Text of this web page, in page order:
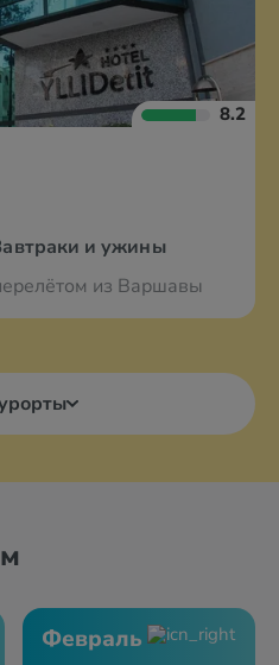
8.2
и ужины
из Варшавы
Февраль